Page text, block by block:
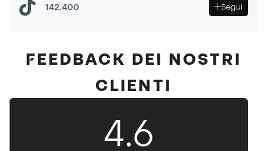
142.400 Segui
FEEDBACK DEI NOSTRI
CLIENTI
4.6